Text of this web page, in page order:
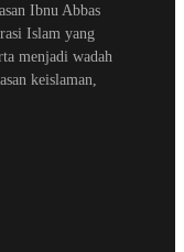
Ibnu Abbas
Islam yang
menjadi wadah
keislaman,